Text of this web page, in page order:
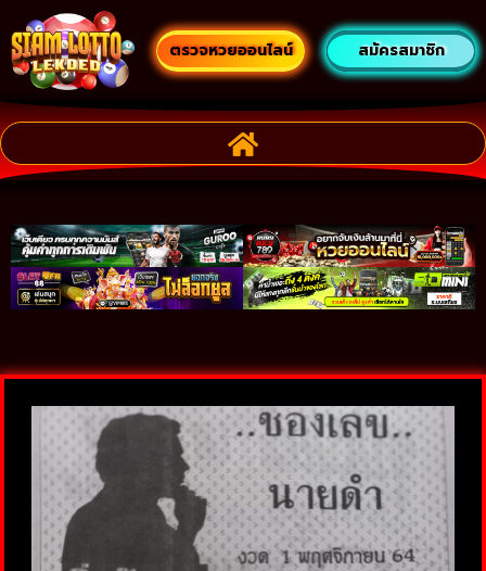
ตรวจหวยออนไลน์ สมัครสมาชิก